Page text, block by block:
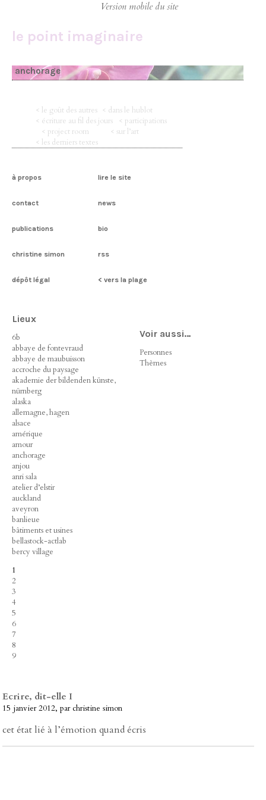
le point imaginaire
anchorage
< le goût des autres < dans le hublot
< écriture au fil des jours
< participations
< project room
< sur l’art
< les derniers textes
à propos lire le site
contact news
publications bio
christine simon rss
dépôt légal < vers la plage
Lieux
6b
abbaye de fontevraud
abbaye de maubuisson
accroche du paysage
akademie der bildenden künste,
nürnberg
alaska
allemagne, hagen
alsace
amérique
amour
anchorage
anjou
anri sala
atelier d’elstir
auckland
aveyron
banlieue
bâtiments et usines
bellastock-actlab
bercy village
1
2
3
4
5
6
7
8
9
Voir aussi…
Personnes
Thèmes
Ecrire, dit-elle I
15 janvier 2012, par christine simon
cet état lié à l’émotion quand écris